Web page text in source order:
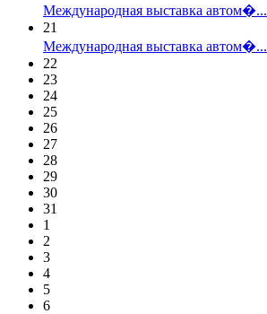
Международная выставка автом�...
21
Международная выставка автом�...
22
23
24
25
26
27
28
29
30
31
1
2
3
4
5
6